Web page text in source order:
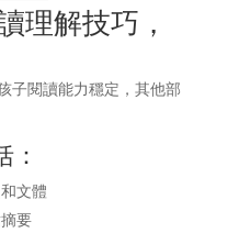
理解技巧，
子閱讀能力穩定，其他部
文體
要